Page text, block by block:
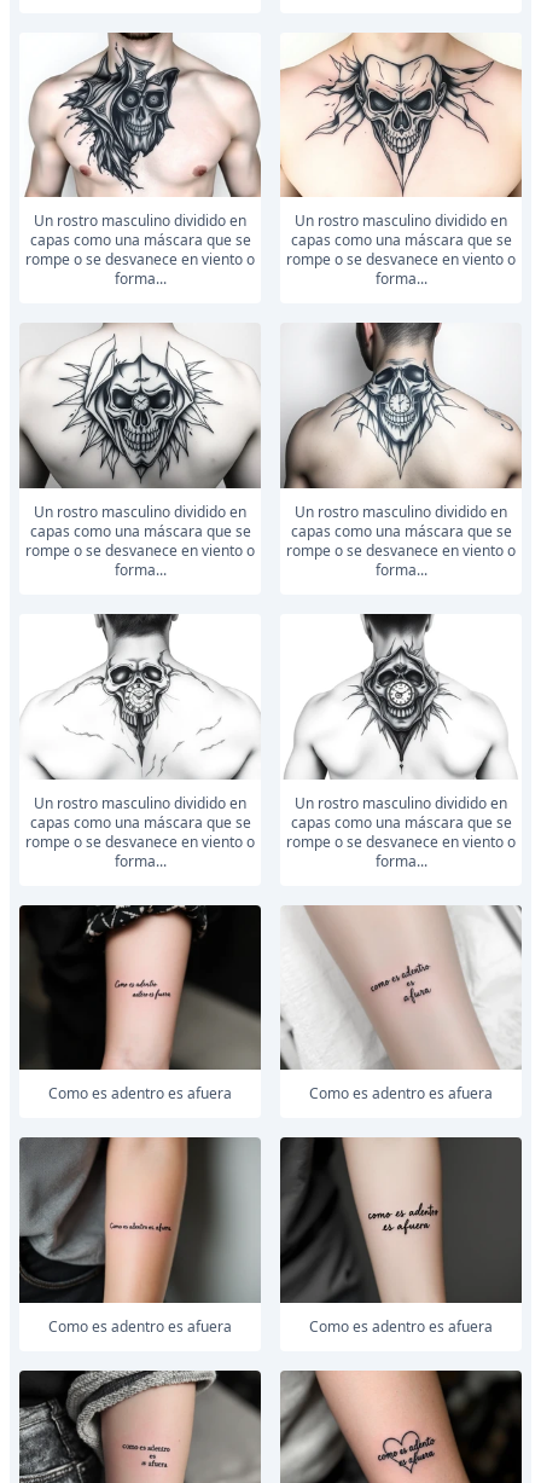
Un rostro masculino dividido en
capas como una máscara que se
rompe o se desvanece en viento o
forma...
Un rostro masculino dividido en
capas como una máscara que se
rompe o se desvanece en viento o
forma...
Un rostro masculino dividido en
capas como una máscara que se
rompe o se desvanece en viento o
forma...
Un rostro masculino dividido en
capas como una máscara que se
rompe o se desvanece en viento o
forma...
Un rostro masculino dividido en
capas como una máscara que se
rompe o se desvanece en viento o
forma...
Un rostro masculino dividido en
capas como una máscara que se
rompe o se desvanece en viento o
forma...
como es adentro es afuera como es adentro es afuera
como es adentro es afuera como es adentro es afuera